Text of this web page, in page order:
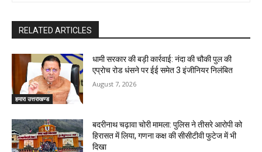
RELATED ARTICLES
हमारा उत्तराखण्ड
धामी सरकार की बड़ी कार्रवाई: नंदा की चौकी पुल की
एप्राेच रोड धंसने पर ईई समेत 3 इंजीनियर निलंबित
August 7, 2026
बदरीनाथ चढ़ावा चोरी मामला: पुलिस ने तीसरे आरोपी को
हिरासत में लिया, गणना कक्ष की सीसीटीवी फुटेज में भी
दिखा